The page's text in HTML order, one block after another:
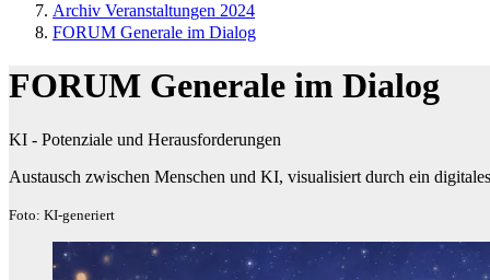
Archiv Veranstaltungen 2024
FORUM Generale im Dialog
FORUM Generale im Dialog
KI - Potenziale und Herausforderungen
Austausch zwischen Menschen und KI, visualisiert durch ein
Foto: KI-generiert